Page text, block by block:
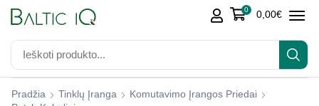
0 0,00€
Pradžia Tinklų Įranga
Komutavimo Įrangos Priedai